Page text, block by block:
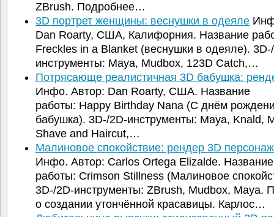
ZBrush. Подробнее…
3D портрет женщины: веснушки в одеяле
Dan Roarty, США, Калифорния. Название
Freckles in a Blanket (веснушки в одеяле).
инструменты: Maya, Mudbox, 123D Catch,…
Потрясающе реалистичная 3D бабушка:
Инфо. Автор: Dan Roarty, США. Название
работы: Happy Birthday Nana (С днём
бабушка). 3D-/2D-инструменты: Maya, Knald,
Shave and Haircut,…
Малиновое спокойствие: рендер 3D
Инфо. Автор: Carlos Ortega Elizalde. Название
работы: Crimson Stillness (Малиновое
3D-/2D-инструменты: ZBrush, Mudbox, Maya.
о создании утончённой красавицы. Карлос…